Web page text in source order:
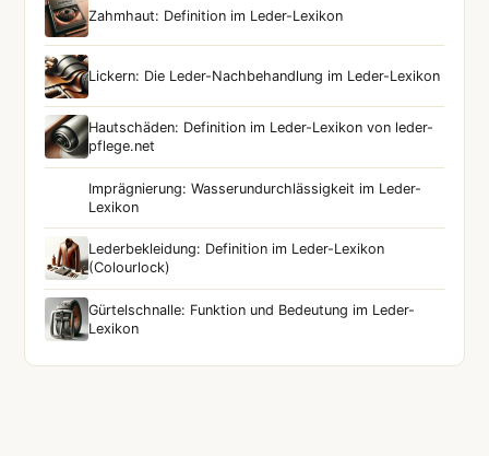
Zahmhaut: Definition im Leder-Lexikon
Lickern: Die Leder-Nachbehandlung im Leder-Lexikon
Hautschäden: Definition im Leder-Lexikon von leder-
pflege.net
Imprägnierung: Wasserundurchlässigkeit im Leder-
Lexikon
Lederbekleidung: Definition im Leder-Lexikon
(Colourlock)
Gürtelschnalle: Funktion und Bedeutung im Leder-
Lexikon